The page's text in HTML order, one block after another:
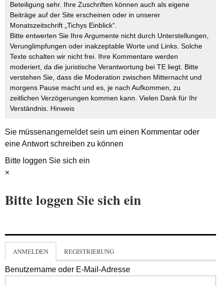
Beteiligung sehr. Ihre Zuschriften können auch als eigene
Beiträge auf der Site erscheinen oder in unserer
Monatszeitschrift „Tichys Einblick“.
Bitte entwerten Sie Ihre Argumente nicht durch Unterstellungen,
Verunglimpfungen oder inakzeptable Worte und Links. Solche
Texte schalten wir nicht frei. Ihre Kommentare werden
moderiert, da die juristische Verantwortung bei TE liegt. Bitte
verstehen Sie, dass die Moderation zwischen Mitternacht und
morgens Pause macht und es, je nach Aufkommen, zu
zeitlichen Verzögerungen kommen kann. Vielen Dank für Ihr
Verständnis. Hinweis
Sie müssenangemeldetsein um einen Kommentar oder
eine Antwort schreiben zu können
Bitte loggen Sie sich ein
×
Bitte loggen Sie sich ein
ANMELDEN REGISTRIERUNG
Benutzername oder E-Mail-Adresse